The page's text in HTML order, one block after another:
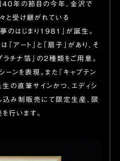
40年の節目の今年、金沢で
受け継がれている
夢のはじまり1981」が誕生。
「アート」と「扇子」があり、そ
ラチナ箔」の2種類をご用意。
ンを表現。また『キャプテン
の直筆サインかつ、エディシ
込み制販売にて限定生産、限
行います。